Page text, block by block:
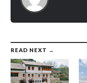
READ NEXT →